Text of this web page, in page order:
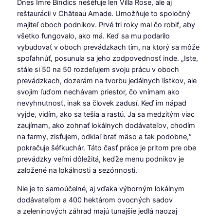
Dnes Imre Bindics nešéfuje len Villa Rose, ale aj
reštaurácii v Château Amade. Umožňuje to spoločný
majiteľ oboch podnikov. Prvé tri roky mal čo robiť, aby
všetko fungovalo, ako má. Keď sa mu podarilo
vybudovať v oboch prevádzkach tím, na ktorý sa môže
spoľahnúť, posunula sa jeho zodpovednosť inde. „Iste,
stále si 50 na 50 rozdeľujem svoju prácu v oboch
prevádzkach, dozerám na tvorbu jedálnych lístkov, ale
svojim ľuďom nechávam priestor, čo vnímam ako
nevyhnutnosť, inak sa človek zadusí. Keď im nápad
vyjde, vidím, ako sa tešia a rastú. Ja sa medzitým viac
zaujímam, ako zohnať lokálnych dodávateľov, chodím
na farmy, zisťujem, odkiaľ brať mäso a tak podobne,“
pokračuje šéfkuchár. Táto časť práce je pritom pre obe
prevádzky veľmi dôležitá, keďže menu podnikov je
založené na lokálnosti a sezónnosti.
Nie je to samoúčelné, aj vďaka výborným lokálnym
dodávateľom a 400 hektárom ovocných sadov
a zeleninových záhrad majú tunajšie jedlá naozaj